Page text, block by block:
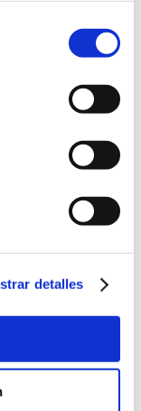
detalles
Soy técnico de
de este equipo.
diario, realizar sus